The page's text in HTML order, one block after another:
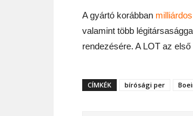
A gyártó korábban
valamint több
rendezésére. A LOT az
CÍMKÉK bírósági per